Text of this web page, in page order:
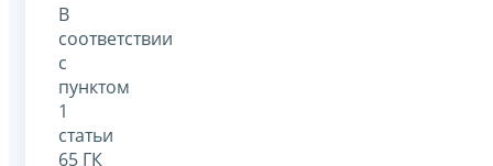
В
соответствии
с
пунктом
1
статьи
65 ГК